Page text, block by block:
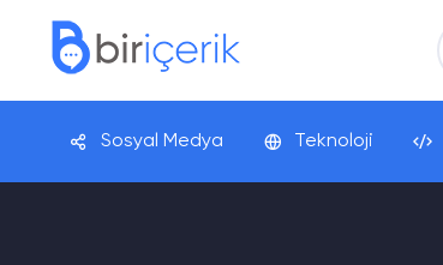
Sosyal Medya Teknoloji